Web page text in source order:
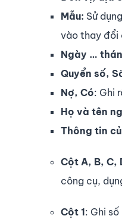
Mẫu: Sử
vào thay đổi
Ngày …
Quyển số,
Nợ, Có: Ghi
Họ và tên
Thông tin
Cột A, B, C,
công cụ,
Cột 1: Ghi